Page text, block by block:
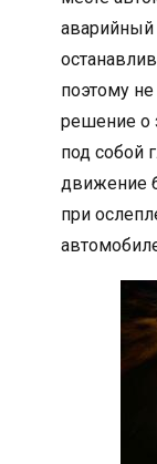
аварийный
поэтому
решение о
под собой
движение
при